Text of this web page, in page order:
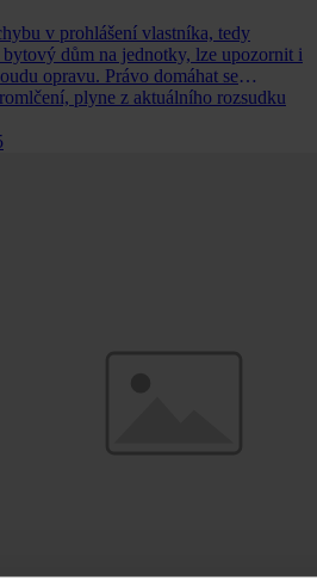
v prohlášení vlastníka, tedy
dům na jednotky, lze upozornit i
opravu. Právo domáhat se
plyne z aktuálního rozsudku